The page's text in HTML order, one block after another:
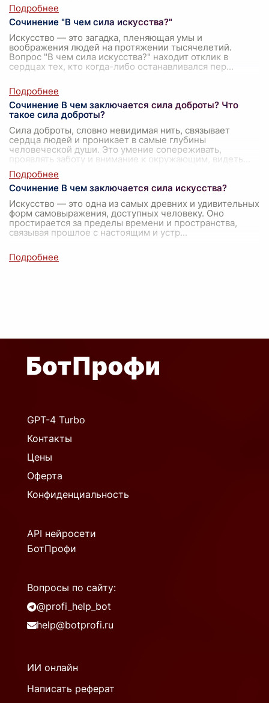
Сочинение "В чем сила искусства?"
Искусство — это загадка, пленяющая умы и
воображения людей на протяжении тысячелетий.
Вопрос "В чем сила искусства?" находит отклик в
сердцах тех, кто когда-либо останавливался пер...
Сочинение В чем заключается сила доброты? Что
такое сила доброты?
Сила доброты, словно невидимая нить, связывает
сердца людей и проникает в самые глубины
человеческой души. Это умение сопереживать,
проявлять заботу и внимание к окружающим, видеть
Сочинение В чем заключается сила искусства?
Искусство — это одна из самых древних и удивительных
форм самовыражения, доступных человеку. Оно
простирается за пределы времени и пространства,
связывая прошлое с настоящим и устр...
GPT-4 Turbo
Контакты
Цены
Оферта
Конфиденциальность
API нейросети
БотПрофи
Вопросы по сайту:
@profi_help_bot
help@botprofi.ru
ИИ онлайн
Написать реферат